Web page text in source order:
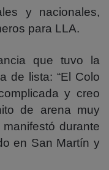
y nacionales,
para LLA.
que tuvo la
de lista: “El Colo
y creo
de arena muy
durante
en San Martín y